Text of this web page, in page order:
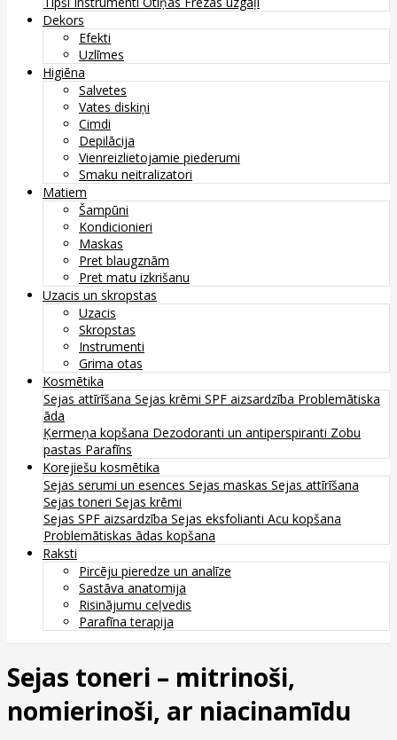
Dekors
Efekti
Uzlīmes
Higiēna
Salvetes
Vates diskiņi
Cimdi
Depilācija
Vienreizlietojamie piederumi
Smaku neitralizatori
Matiem
Šampūni
Kondicionieri
Maskas
Pret blaugznām
Pret matu izkrišanu
Uzacis un skropstas
Uzacis
Skropstas
Instrumenti
Grima otas
Kosmētika
Sejas attīrīšana Sejas krēmi SPF aizsardzība Problemātiska
āda
Ķermeņa kopšana Dezodoranti un antiperspiranti Zobu
pastas Parafīns
Korejiešu kosmētika
Sejas serumi un esences Sejas maskas Sejas attīrīšana
Sejas toneri Sejas krēmi
Sejas SPF aizsardzība Sejas eksfolianti Acu kopšana
Problemātiskas ādas kopšana
Raksti
Pircēju pieredze un analīze
Sastāva anatomija
Risinājumu ceļvedis
Parafīna terapija
Sejas toneri – mitrinoši,
nomierinoši, ar niacinamīdu